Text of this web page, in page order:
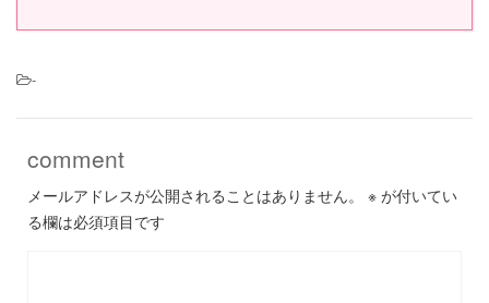
-
comment
メールアドレスが公開されることはありません。 ※ が付いてい
る欄は必須項目です